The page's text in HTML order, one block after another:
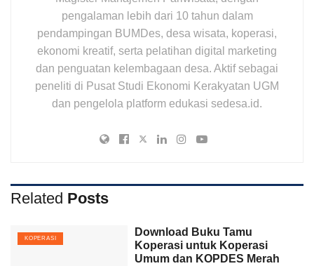
pengalaman lebih dari 10 tahun dalam
pendampingan BUMDes, desa wisata, koperasi,
ekonomi kreatif, serta pelatihan digital marketing
dan penguatan kelembagaan desa. Aktif sebagai
peneliti di Pusat Studi Ekonomi Kerakyatan UGM
dan pengelola platform edukasi sedesa.id.
Related Posts
KOPERASI
Download Buku Tamu
Koperasi untuk Koperasi
Umum dan KOPDES Merah